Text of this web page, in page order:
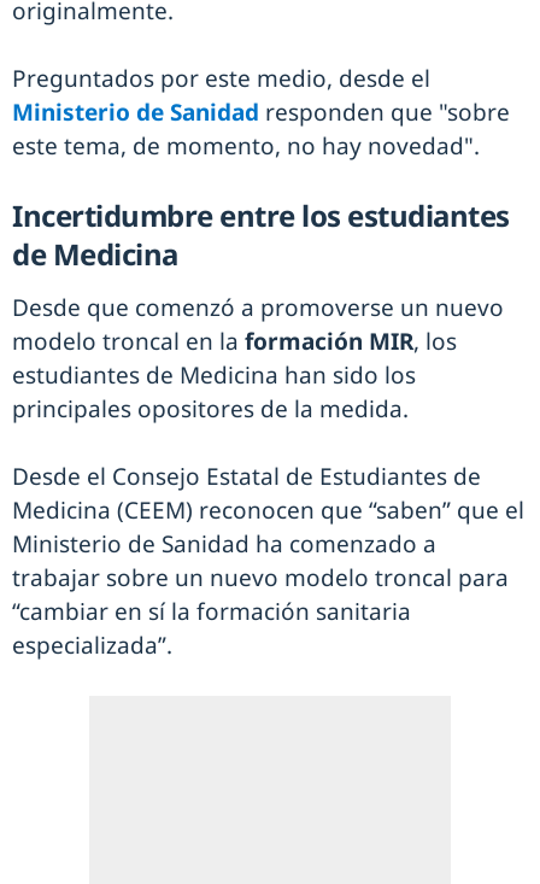
originalmente.
Preguntados por este medio, desde el
Ministerio de Sanidad responden que "sobre
este tema, de momento, no hay novedad".
Incertidumbre entre los estudiantes
de Medicina
Desde que comenzó a promoverse un nuevo
modelo troncal en la formación MIR, los
estudiantes de Medicina han sido los
principales opositores de la medida.
Desde el Consejo Estatal de Estudiantes de
Medicina (CEEM) reconocen que “saben” que el
Ministerio de Sanidad ha comenzado a
trabajar sobre un nuevo modelo troncal para
“cambiar en sí la formación sanitaria
especializada”.